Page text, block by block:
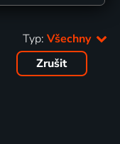
Typ: Všechny
Zrušit